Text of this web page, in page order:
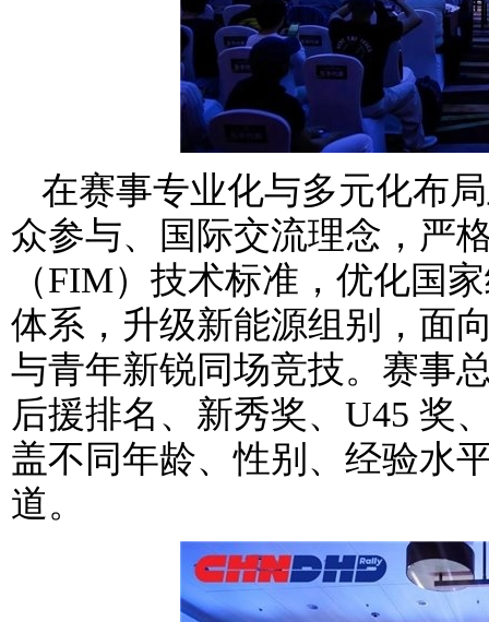
在赛事专业化与多元化布
众参与、国际交流理念，严
（FIM）技术标准，优化国
体系，升级新能源组别，面
与青年新锐同场竞技。赛事
后援排名、新秀奖、U45 奖
盖不同年龄、性别、经验水
道。